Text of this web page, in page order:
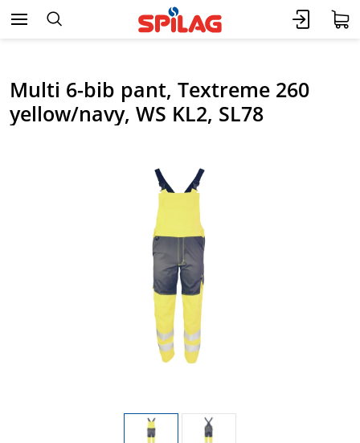
Multi 6-bib pant, Textreme 260
yellow/navy, WS KL2, SL78